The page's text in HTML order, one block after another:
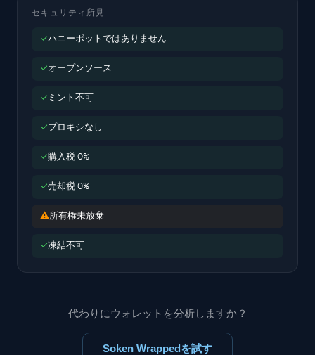
セキュリティ所見
✓ハニーポットではありません
✓オープンソース
✓ ミント不可
✓プロキシなし
✓購入税 0%
✓売却税 0%
⚠所有権未放棄
✓凍結不可
代わりにウォレットを分析しますか？
Soken Wrappedを試す